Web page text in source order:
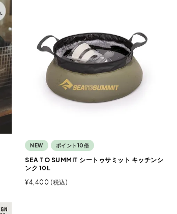
NEW ポイント10倍
SEA TO SUMMIT シートゥサミット キッチンシ
ンク 10L
¥4,400 税込